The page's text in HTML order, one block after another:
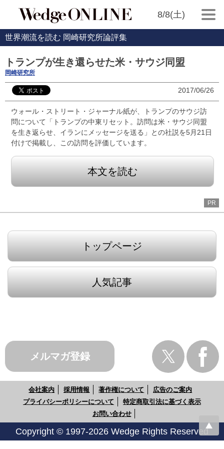
8/8(土)
世界潮流を読む 岡崎研究所論評集
トランプが生き還らせた米・サウジ同盟
岡崎研究所
2017/06/26
ウォール・ストリート・ジャーナル紙が、トランプのサウジ訪
問について「トランプの中東リセット。訪問は米・サウジ同盟
を生き返らせ、イランにメッセージを送る」との社説を5月21日
付けで掲載し、この訪問を評価しています。
本文を読む
PR
トップページ
人気記事
メルマガ登録
会社案内 採用情報 著作権について
広告のご案内
プライバシーポリシーについて
特定商取引法に基づく表示
お問い合わせ
Copyright © 1997-2026 Wedge Rights Reserved